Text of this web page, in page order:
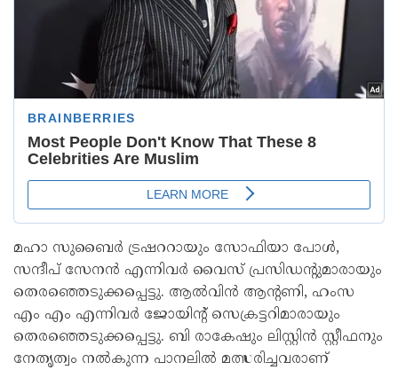
മഹാ സുബൈര്‍ ട്രഷററായും സോഫിയാ പോള്‍,
സന്ദീപ് സേനന്‍ എന്നിവര്‍ വൈസ് പ്രസിഡന്റുമാരായും
തെരഞ്ഞെടുക്കപ്പെട്ടു. ആല്‍വിന്‍ ആന്റണി, ഹംസ
എം എം എന്നിവര്‍ ജോയിന്റ് സെക്രട്ടറിമാരായും
തെരഞ്ഞെടുക്കപ്പെട്ടു. ബി രാകേഷും ലിസ്റ്റിന്‍ സ്റ്റീഫനും
നേതൃത്വം നല്‍കുന്ന പാനലില്‍ മത്സരിച്ചവരാണ്